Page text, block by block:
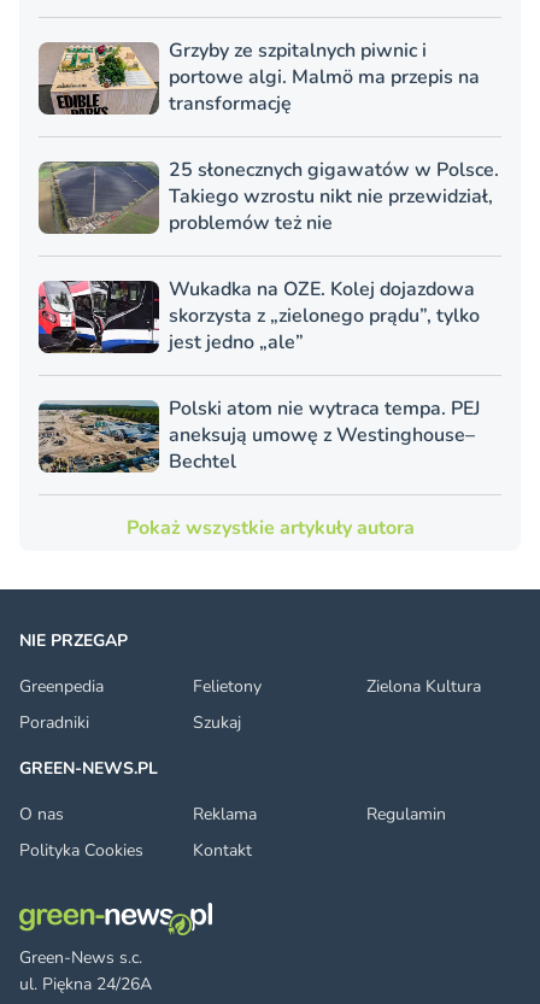
Grzyby ze szpitalnych piwnic i
portowe algi. Malmö ma przepis na
transformację
25 słonecznych gigawatów w Polsce.
Takiego wzrostu nikt nie przewidział,
problemów też nie
Wukadka na OZE. Kolej dojazdowa
skorzysta z „zielonego prądu”, tylko
jest jedno „ale”
Polski atom nie wytraca tempa. PEJ
aneksują umowę z Westinghouse–
Bechtel
Pokaż wszystkie artykuły autora
Green-News s.c.
ul. Piękna 24/26A
NIE PRZEGAP
Greenpedia
Felietony
Zielona Kultura
Poradniki
Szukaj
GREEN-NEWS.PL
O nas
Reklama
Regulamin
Polityka Cookies
Kontakt